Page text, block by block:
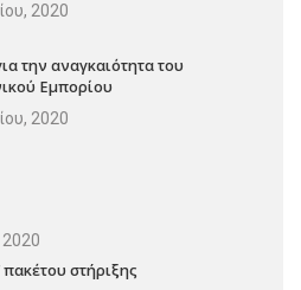
2020
την αναγκαιότητα του
Εμπορίου
2020
στήριξης